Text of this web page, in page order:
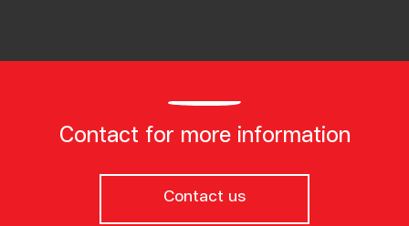
Contact for more information
Contact us